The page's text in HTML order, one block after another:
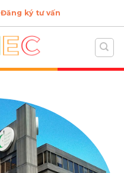
Đăng ký tư vấn